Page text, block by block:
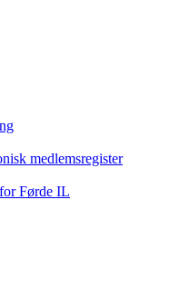
medlemsregister
Førde IL